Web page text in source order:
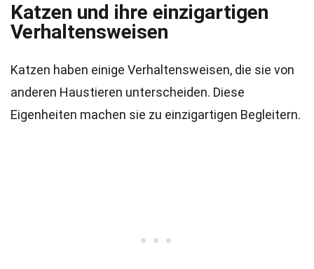
Katzen und ihre einzigartigen
Verhaltensweisen
Katzen haben einige Verhaltensweisen, die sie von
anderen Haustieren unterscheiden. Diese
Eigenheiten machen sie zu einzigartigen Begleitern.